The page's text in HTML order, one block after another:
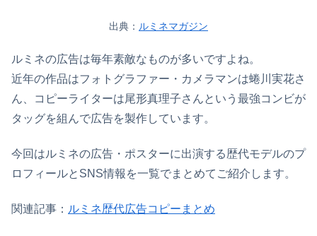
出典： ルミネマガジン
ルミネの広告は毎年素敵なものが多いですよね。
近年の作品はフォトグラファー・カメラマンは蜷川実花さ
ん、コピーライターは尾形真理子さんという最強コンビが
タッグを組んで広告を製作しています。
今回はルミネの広告・ポスターに出演する歴代モデルのプ
ロフィールとSNS情報を一覧でまとめてご紹介します。
関連記事： ルミネ歴代広告コピーまとめ